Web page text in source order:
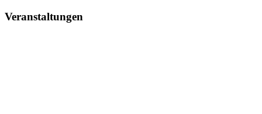
Veranstaltungen